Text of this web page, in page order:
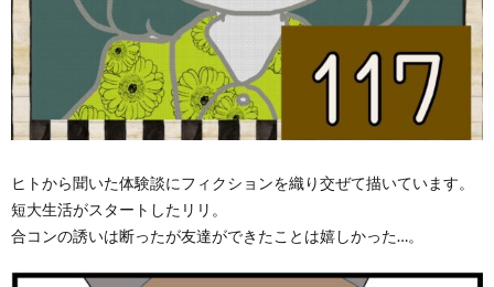
ヒトから聞いた体験談にフィクションを織り交ぜて描いています。
短大生活がスタートしたリリ。
合コンの誘いは断ったが友達ができたことは嬉しかった…。